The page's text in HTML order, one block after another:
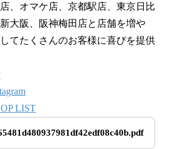
、オマケ店、京都駅店、東京日比
大阪、阪神梅田店と店舗を増や
てたくさんのお客様に喜びを提供
LIST